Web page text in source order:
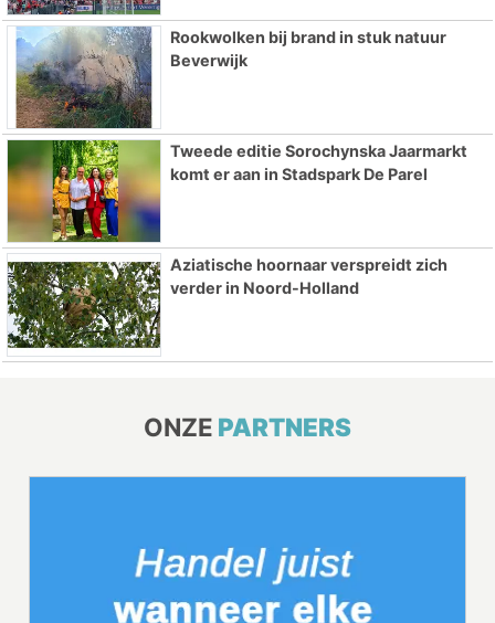
Rookwolken bij brand in stuk natuur
Beverwijk
Tweede editie Sorochynska Jaarmarkt
komt er aan in Stadspark De Parel
Aziatische hoornaar verspreidt zich
verder in Noord-Holland
ONZE PARTNERS